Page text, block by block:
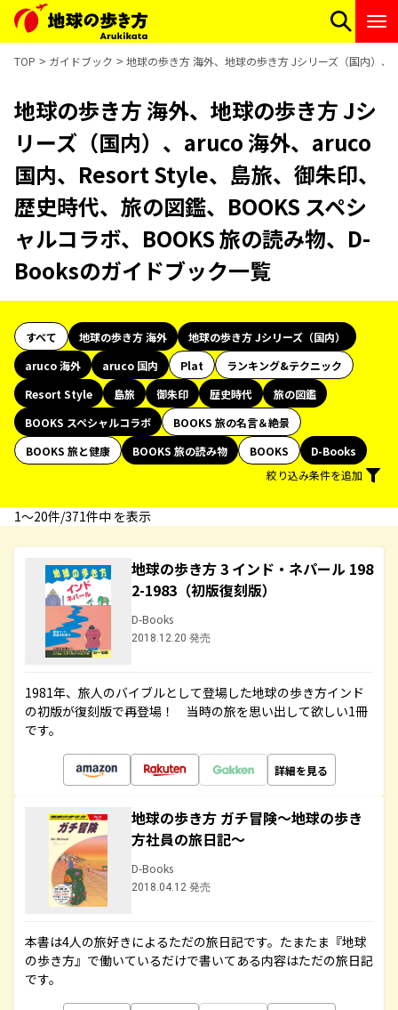
TOP ガイドブック 地球の歩き方 海外、地球の歩き方 Jシリーズ（国内）
地球の歩き方 海外、地球の歩き方 Jシ
リーズ（国内）、aruco 海外、aruco
国内、Resort Style、島旅、御朱印、
歴史時代、旅の図鑑、BOOKS スペシ
ャルコラボ、BOOKS 旅の読み物、D-
Booksのガイドブック一覧
すべて 地球の歩き方 海外
地球の歩き方 Jシリーズ（国内）
aruco 海外
aruco 国内 Plat
ランキング&テクニック
Resort Style
島旅 御朱印 歴史時代
旅の図鑑
BOOKS スペシャルコラボ
BOOKS 旅の名言＆絶景
BOOKS 旅と健康
BOOKS 旅の読み物 BOOKS
D-Books
絞り込み条件を追加
1〜20件/371件中 を表示
地球の歩き方 3 インド・ネパール 198
2-1983（初版復刻版）
D-Books
2018.12.20 発売
1981年、旅人のバイブルとして登場した地球の歩き方インド
の初版が復刻版で再登場！ 当時の旅を思い出して欲しい1冊
です。
詳細を見る
地球の歩き方 ガチ冒険～地球の歩き
方社員の旅日記～
D-Books
2018.04.12 発売
本書は4人の旅好きによるただの旅日記です。たまたま『地球
の歩き方』で働いているだけで書いてある内容はただの旅日記
です。